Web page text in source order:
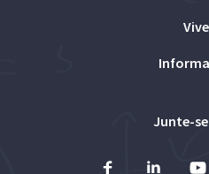
Junte-